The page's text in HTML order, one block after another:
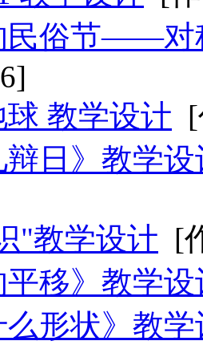
民俗节——对
教学设计
辩日》教学
"教学设计 [
平移》教学
么形状》教